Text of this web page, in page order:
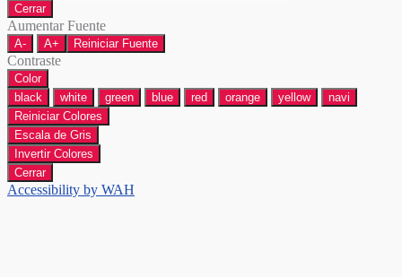
Cerrar
Aumentar Fuente
A- A+ Reiniciar Fuente
Contraste
Color
black
white green blue red orange yellow
navi
Reiniciar Colores
Escala de Gris
Invertir Colores
Cerrar
Accessibility by WAH